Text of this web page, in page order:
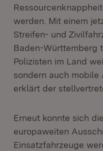
werden. Mit einem
Streifen- und
Baden-Württemberg
Polizisten im Land
sondern auch mobile
erklärt der
Erneut konnte sich die
europaweiten
Einsatzfahrzeuge